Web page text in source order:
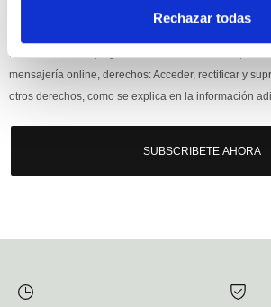
Rechazar todas
fines comerciales, legitimación: consentimiento,
mensajería online, derechos: Acceder, rectificar y
otros derechos, como se explica en la información
SUBSCRIBETE AHORA